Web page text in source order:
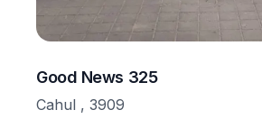
Good News 325
Cahul , 3909